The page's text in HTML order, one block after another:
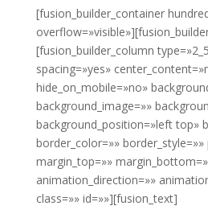
[fusion_builder_container
[fusion_builder_column
spacing=»yes»
hide_on_mobile=»no»
background_image=»»
background_position=»left top»
border_color=»» border_style=»»
margin_top=»»
animation_direction=»»
class=»» id=»»][fusion_text]